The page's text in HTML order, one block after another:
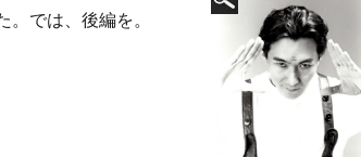
では、後編を。